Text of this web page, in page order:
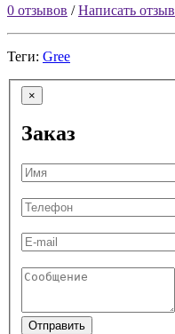
0 отзывов /Написать отзыв
Теги: Gree
×
Заказ
Отправить